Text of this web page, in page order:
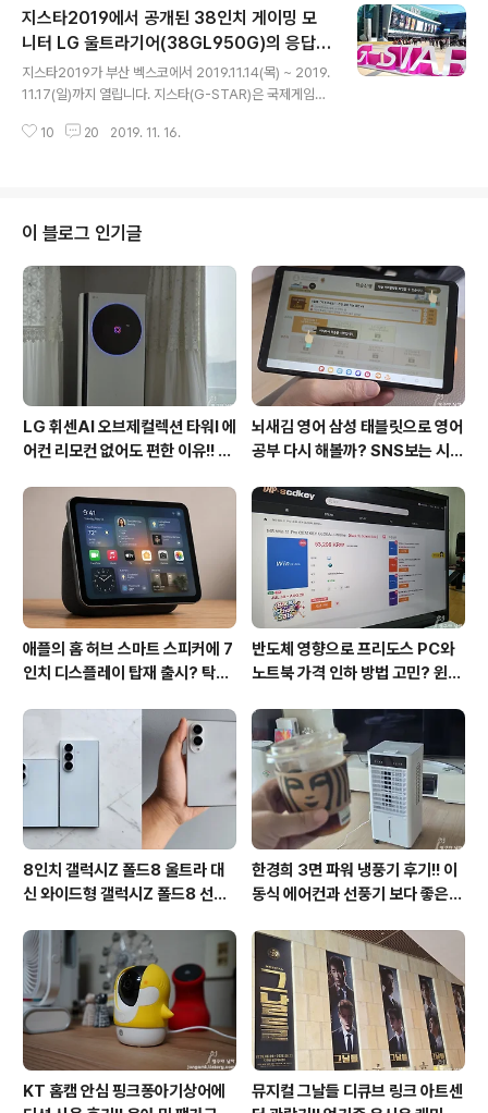
막상 CES 현장에 가보면 정신 없이 돌아다니게 되요. 특히
포스팅이나 동영상을 촬영하는 입장에서는 전부 담고 싶어
돌아다니다 보면 발바닥에 땀이 나고 녹초가 되기 십상이
죠. CES2020에서는 어떤 제품이 선보이게 될지 기대가
되는데요. CES2020 혁신상을 공개가 LG전자의 제품을
확인해 보았습니다. 한번 쯤 가볼만한 라스베이거스 2013
지스타2019에서 공개된 38인치 게이밍 모
니터 LG 울트라기어(38GL950G)의 응답속
도
지스타2019가 부산 벡스코에서 2019.11.14(목) ~ 2019.
11.17(일)까지 열립니다. 지스타(G-STAR)은 국제게임전
및 부산정보산업진흥원에서 주관합니다. 지스타(G-STA
B 그리고 웰컴리셉션, 개막식, 비즈니스 네트워크 파티, 컨
퍼런스(G-CON), 게임 투자마켓, 게임기업 채용박람회 등
부대행사로 운영이 됩니다. 그 밖에 대한민국 게임대상, e
스포츠행사 등도 함께 진행됩니다. 지스타2019에서 공개
된 LG 울트라기어(38GL950G) 지난 8월31일 서울 장
충체육관에서 ..
10 20 2019. 11. 16.
이 블로그 인기글
LG 휘센AI 오브제컬렉션 타워I 에
어컨 리모컨 없어도 편한 이유!! 7
후기
뇌새김 영어 삼성 태블릿으로 영어
공부 다시 해볼까? SNS보는 시간
애플의 홈 허브 스마트 스피커에 7
인치 디스플레이 탑재 출시? 탁상
체제 적용!!
반도체 영향으로 프리도스 PC와
노트북 가격 인하 방법 고민? 윈도
방법?(feat. vip-scdkeys)
8인치 갤럭시Z 폴드8 울트라 대
신 와이드형 갤럭시Z 폴드8 선
이 미제공!!
한경희 3면 파워 냉풍기 후기!! 이
동식 에어컨과 선풍기 보다 좋은
KT 홈캠 안심 핑크퐁아기상어에
뮤지컬 그날들 디큐브 링크 아트센